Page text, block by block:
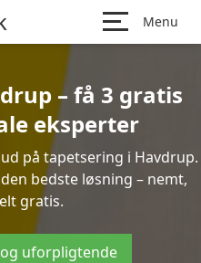
Menu
– få 3 gratis
eksperter
på tapetsering i Havdrup.
bedste løsning – nemt,
gratis.
uforpligtende